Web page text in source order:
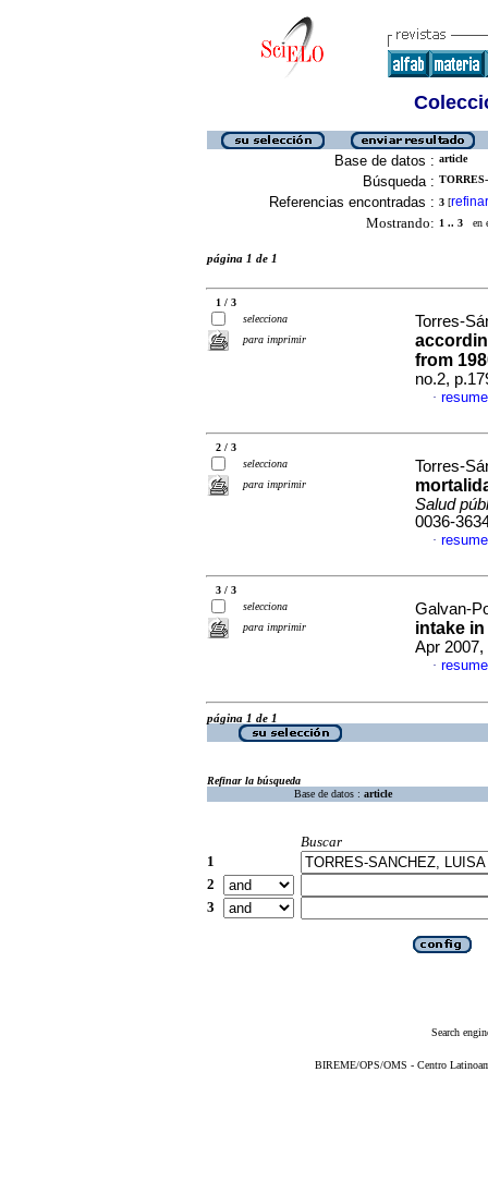
Base de datos : article
Búsqueda :
Referencias encontradas : 3 [refinar
Mostrando: 1 .. 3 en
página 1 de 1
1 / 3
selecciona
para imprimir
Torres-
from
no.2,
·
2 / 3
selecciona
para imprimir
Torres-
Salud
0036-
·
3 / 3
selecciona
para imprimir
Galvan-
intake
Apr 2007,
·
página 1 de 1
Refinar la búsqueda
Base de datos : article
Buscar
1
2
3
Search
BIREME/OPS/OMS - Centro